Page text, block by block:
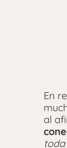
En
al
toda